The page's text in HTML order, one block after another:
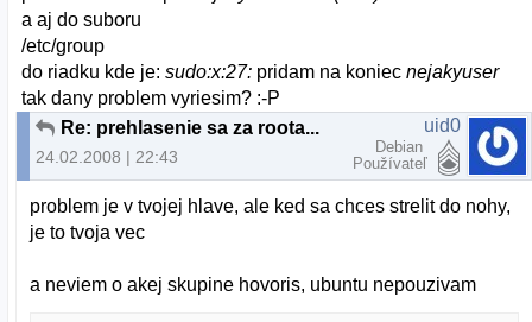
a aj do suboru
/etc/group
do riadku kde je:sudo:x:27: pridam na koniecnejakyuser
tak dany problem vyriesim? :-P
Re: prehlasenie sa za roota...
24.02.2008 | 22:43
uid0
Debian
Používateľ
problem je v tvojej hlave, ale ked sa chces strelit do nohy,
je to tvoja vec
a neviem o akej skupine hovoris, ubuntu nepouzivam